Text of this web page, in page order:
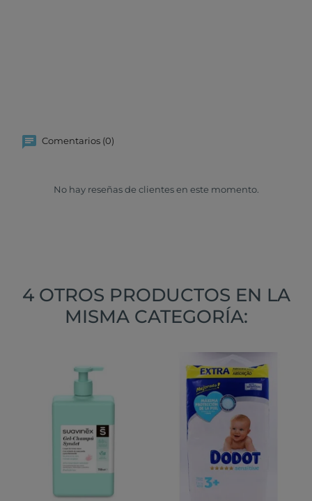
Comentarios (0)
No hay reseñas de clientes en este momento.
4 OTROS PRODUCTOS EN LA
MISMA CATEGORÍA: